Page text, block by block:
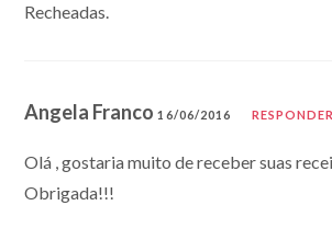
Recheadas.
Angela Franco16/06/2016 RESPONDER
Olá , gostaria muito de receber suas
Obrigada!!!